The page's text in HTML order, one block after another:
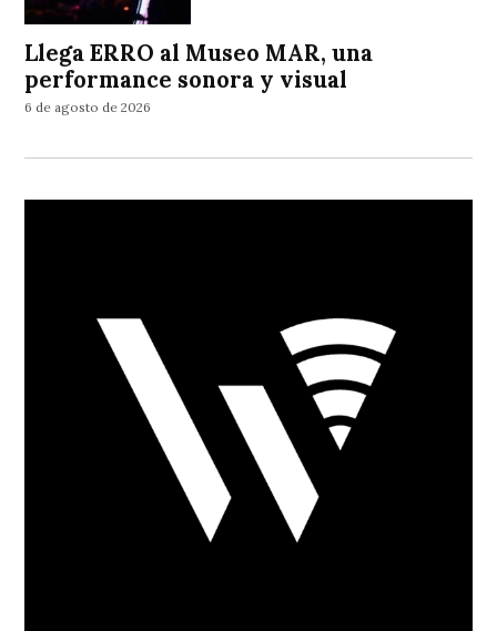
Llega ERRO al Museo MAR, una
performance sonora y visual
6 de agosto de 2026